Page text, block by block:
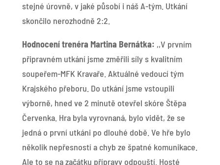
stejné úrovně, v jaké působí i náš A-tým. Utkání
skončilo nerozhodně 2:2.
Hodnocení trenéra Martina Bernátka: ,,V prvním
připravném utkání jsme změřili síly s kvalitním
soupeřem-MFK Kravaře. Aktuálné vedoucí tým
Krajského přeboru. Do utkání jsme vstoupili
výborně, hned ve 2 minutě otevřel skóre Štěpa
Červenka. Hra byla vyrovnaná, bylo vidět, že se
jedná o první utkáni po dlouhé době. Ve hře bylo
několik nepřesností a chyb ze špatné komunikace.
Ale to se na začátku přípravy odpouští. Hosté